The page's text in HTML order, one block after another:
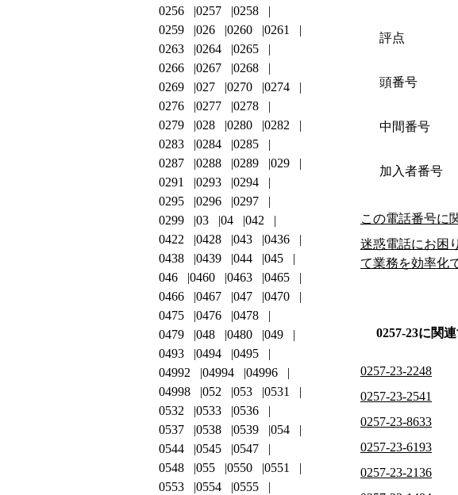
評点
頭番号
中間番号
加入者番号
この電話番号に
迷惑電話にお困
て業務を効率化
0257-23に関
0257-23-2248
0257-23-2541
0257-23-8633
0257-23-6193
0257-23-2136
0256
0257
0258
0259
026 0260
0261
0263
0264
0265
0266
0267
0268
0269
027 0270
0274
0276
0277
0278
0279
028 0280
0282
0283
0284
0285
0287
0288 0289
029
0291
0293
0294
0295
0296
0297
0299
03 04
042
0422
0428 043
0436
0438
0439 044
045
046
0460 0463
0465
0466
0467 047
0470
0475
0476
0478
0479
048 0480
049
0493
0494
0495
04992
04994
04996
04998
052 053
0531
0532
0533
0536
0537
0538 0539
054
0544
0545
0547
0548
055 0550
0551
0553
0554
0555